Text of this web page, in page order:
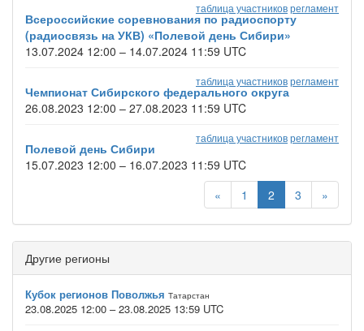
таблица участниковрегламент
Всероссийские соревнования по радиоспорту
(радиосвязь на УКВ) «Полевой день Сибири»
13.07.2024 12:00 – 14.07.2024 11:59 UTC
таблица участниковрегламент
Чемпионат Сибирского федерального округа
26.08.2023 12:00 – 27.08.2023 11:59 UTC
таблица участниковрегламент
Полевой день Сибири
15.07.2023 12:00 – 16.07.2023 11:59 UTC
«
1 2 3 »
Другие регионы
Кубок регионов Поволжья Татарстан
23.08.2025 12:00 – 23.08.2025 13:59 UTC